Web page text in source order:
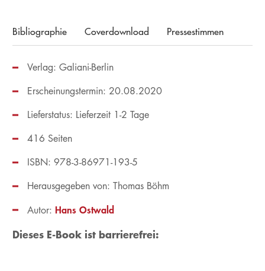
Bibliographie Coverdownload Pressestimmen
Verlag: Galiani-Berlin
Erscheinungstermin: 20.08.2020
Lieferstatus: Lieferzeit 1-2 Tage
ISBN: 978-3-86971-193-5
416 Seiten
Autor: Hans Ostwald
Herausgegeben von: Thomas Böhm
Dieses E-Book ist barrierefrei: